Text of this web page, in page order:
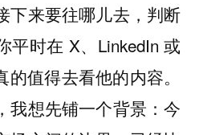
下来要往哪儿去，判断
平时在 X、LinkedIn 或
值得去看他的内容。
我想先铺一个背景：今